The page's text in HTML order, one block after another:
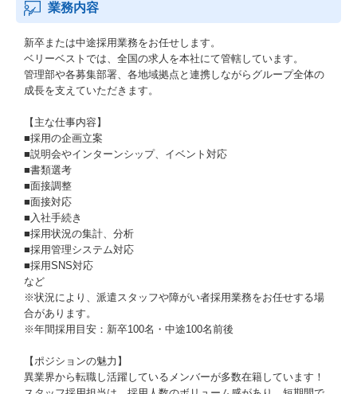
業務内容
新卒または中途採用業務をお任せします。
ベリーベストでは、全国の求人を本社にて管轄しています。
管理部や各募集部署、各地域拠点と連携しながらグループ全体の
成長を支えていただきます。
【主な仕事内容】
■採用の企画立案
■説明会やインターンシップ、イベント対応
■書類選考
■面接調整
■面接対応
■入社手続き
■採用状況の集計、分析
■採用管理システム対応
■採用SNS対応
など
※状況により、派遣スタッフや障がい者採用業務をお任せする場
合があります。
※年間採用目安：新卒100名・中途100名前後
【ポジションの魅力】
異業界から転職し活躍しているメンバーが多数在籍しています！